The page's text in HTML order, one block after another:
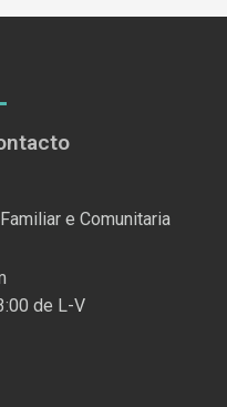
e Comunitaria
de L-V